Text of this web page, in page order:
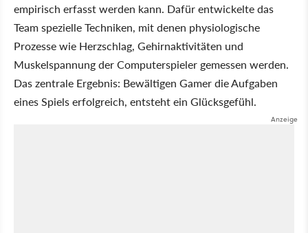
empirisch erfasst werden kann. Dafür entwickelte das
Team spezielle Techniken, mit denen physiologische
Prozesse wie Herzschlag, Gehirnaktivitäten und
Muskelspannung der Computerspieler gemessen werden.
Das zentrale Ergebnis: Bewältigen Gamer die Aufgaben
eines Spiels erfolgreich, entsteht ein Glücksgefühl.